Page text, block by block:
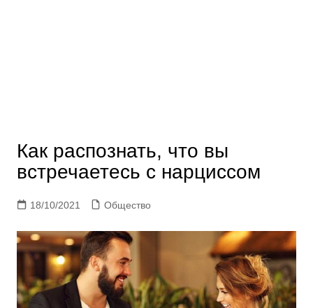
Как распознать, что вы
встречаетесь с нарциссом
18/10/2021 Общество